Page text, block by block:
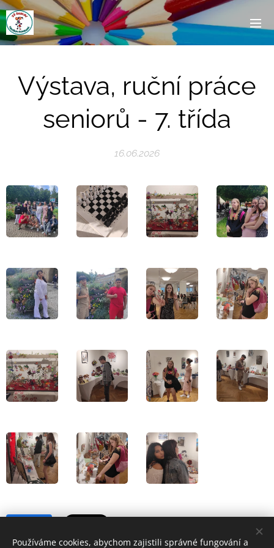
Výstava, ruční práce
seniorů - 7. třída
16.06.2026
Používáme cookies, abychom zajistili správné fungování a